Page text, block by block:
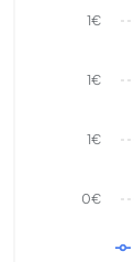
0€
1€
1€
1€